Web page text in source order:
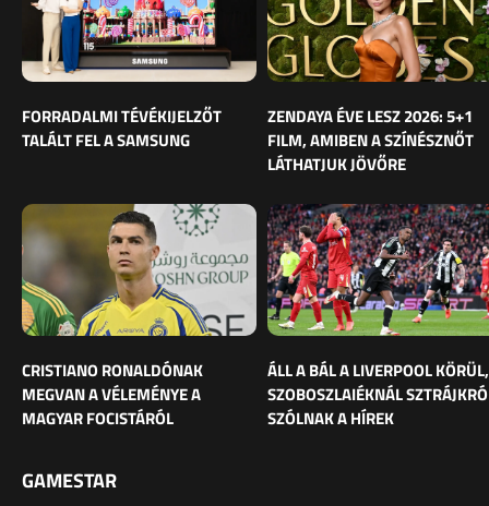
FORRADALMI TÉVÉKIJELZŐT
TALÁLT FEL A SAMSUNG
ZENDAYA ÉVE LESZ 2026: 5+1
FILM, AMIBEN A SZÍNÉSZNŐT
LÁTHATJUK JÖVŐRE
CRISTIANO RONALDÓNAK
MEGVAN A VÉLEMÉNYE A
MAGYAR FOCISTÁRÓL
ÁLL A BÁL A LIVERPOOL KÖRÜL,
SZOBOSZLAIÉKNÁL
SZÓLNAK A HÍREK
GAMESTAR